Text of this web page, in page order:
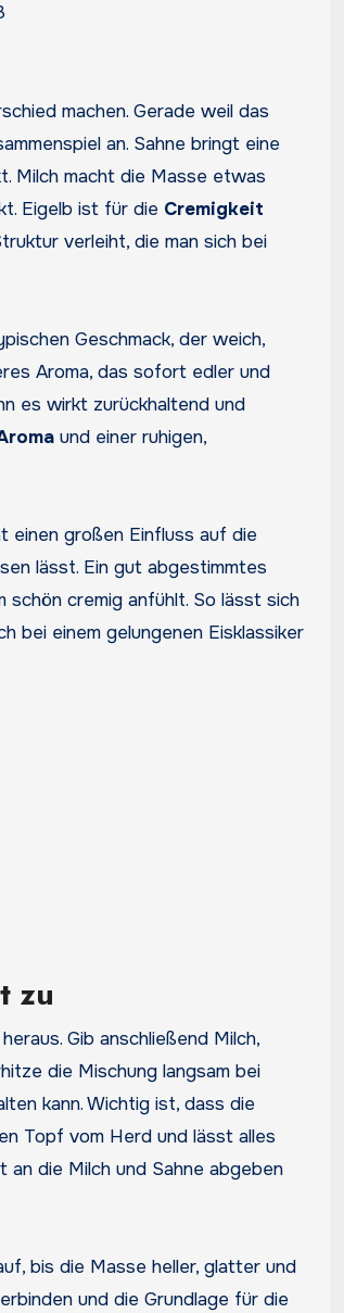
machen. Gerade weil das
an. Sahne bringt eine
Milch macht die Masse etwas
Eigelb ist für die Cremigkeit
verleiht, die man sich bei
Geschmack, der weich,
Aroma, das sofort edler und
es wirkt zurückhaltend und
und einer ruhigen,
einen großen Einfluss auf die
lässt. Ein gut abgestimmtes
cremig anfühlt. So lässt sich
bei einem gelungenen Eisklassiker
zu
Gib anschließend Milch,
die Mischung langsam bei
kann. Wichtig ist, dass die
Topf vom Herd und lässt alles
an die Milch und Sahne abgeben
bis die Masse heller, glatter und
und die Grundlage für die